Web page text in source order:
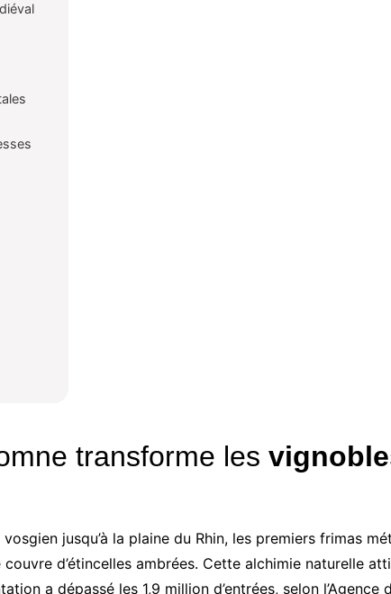
transforme les
jusqu’à la plaine du Rhin, les premiers frimas
d’étincelles ambrées. Cette alchimie naturelle
a dépassé les 1,9 million d’entrées, selon l’Agence